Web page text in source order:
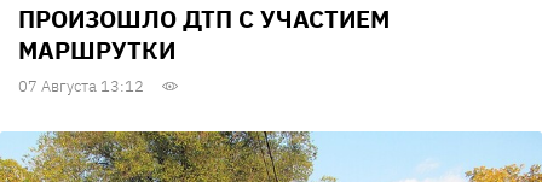
ПРОИЗОШЛО ДТП С УЧАСТИЕМ
МАРШРУТКИ
07 Августа 13:12